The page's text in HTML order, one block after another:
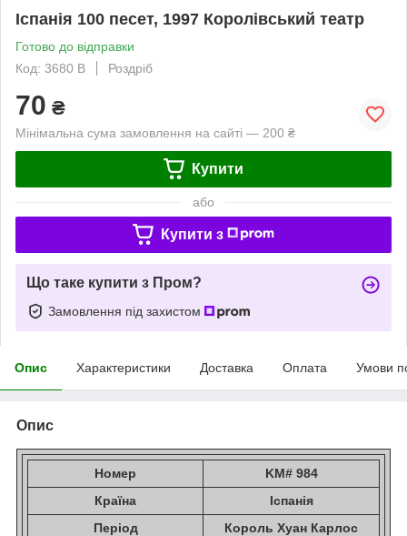
Іспанія 100 песет, 1997 Королівський театр
Готово до відправки
Код: 3680 B
Роздріб
70 ₴
Мінімальна сума замовлення на сайті — 200 ₴
Купити
або
Купити з
Що таке купити з Пром?
Замовлення під захистом
Опис Характеристики Доставка Оплата Умови
Опис
Номер
KM# 984
Країна
Іспанія
Період
Король Хуан Карлос